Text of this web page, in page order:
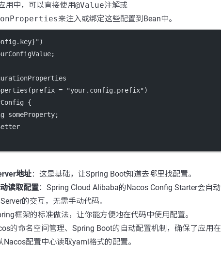
用中，可以直接使用@Value注解或
来注入或绑定这些配置到Bean中。
)
(prefix = "your.config.prefix")
{
someProperty;
地址：这是基础，让Spring Boot知道去哪里找配置。
读取配置：Spring Cloud Alibaba的Nacos Config Starter会自动
的交互，无需手动代码。
框架的标准做法，让你能方便地在代码中使用配置。
的命名空间管理、Spring Boot的自动配置机制，确保了应用在
配置中心读取yaml格式的配置。